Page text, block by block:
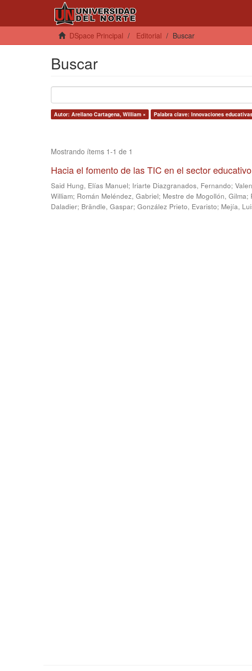
DSpace Principal Editorial Buscar
Buscar
Autor: Arellano Cartagena, William × Palabra clave: Innovaciones
Mostrando ítems 1-1 de 1
Hacia el fomento de las TIC en el sector
Said Hung, Elías Manuel; Iriarte Diazgranados, Fernando;
William; Román Meléndez, Gabriel; Mestre de Mogollón, Gilma;
Daladier; Brändle, Gaspar; González Prieto, Evaristo; Mejía,